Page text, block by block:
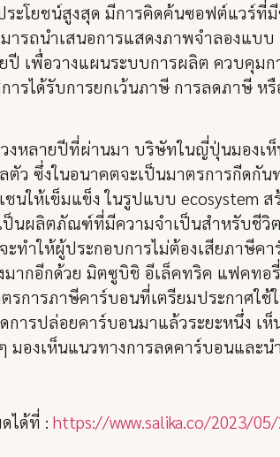
ะโยชน์สูงสุด มีการคิดค้นซอฟต์แวร์ที่มี
ารถนำเสนอการแสดงภาพจำลองแบ
ปี เพื่อวางแผนระบบการผลิต ควบคุม
ารได้รับการยกเว้นภาษี การลดภาษี
งหลายปีที่ผ่านมา บริษัทในญี่ปุ่นมองเห็
ตัว ซึ่งในอนาคตจะเป็นมาตรการกีดกั
นให้เข็มแข็ง ในรูปแบบ ecosystem
นผลิตภัณฑ์ที่มีความจำเป็นสำหรับชีวิ
ทำให้ผู้ประกอบการไม่ต้องเสียภาษีค
มากอีกด้วย มิตซูบิชิ อีเล็คทริค แฟคท
รการภาษีคาร์บอนที่เตรียมประกาศใ
การปล่อยคาร์บอนมาแล้วระยะหนึ่ง
มองเห็นแนวทางการลดคาร์บอนแล
ได้ที่ : https://www.salika.co/2023/